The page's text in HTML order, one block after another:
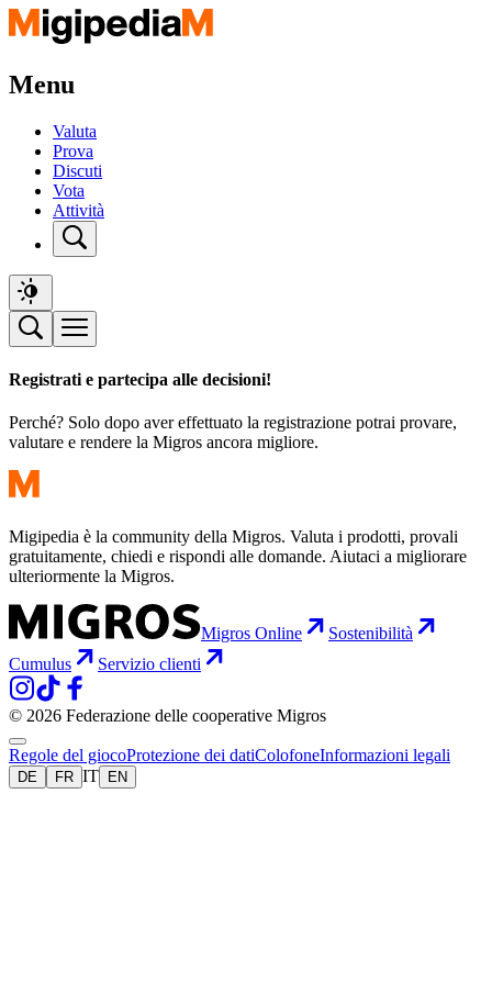
Menu
Valuta
Prova
Discuti
Vota
Attività
Registrati e partecipa alle decisioni!
Perché? Solo dopo aver effettuato la registrazione potrai provare,
valutare e rendere la Migros ancora migliore.
Migipedia è la community della Migros. Valuta i prodotti, provali
gratuitamente, chiedi e rispondi alle domande. Aiutaci a migliorare
ulteriormente la Migros.
Migros Online
Sostenibilità
Cumulus
Servizio clienti
© 2026 Federazione delle cooperative Migros
Regole del giocoProtezione dei datiColofoneInformazioni legali
DE FR IT EN